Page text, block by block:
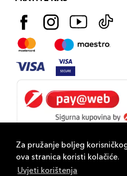
Za pružanje boljeg
ova stranica koristi kolačiće.
Uvjeti korištenja